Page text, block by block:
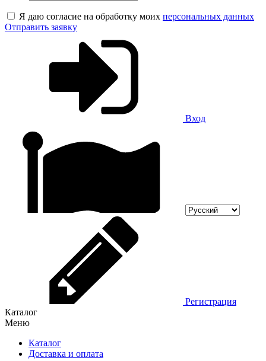
Я даю согласие на обработку моих персональных данных
Отправить заявку
Вход
Регистрация
Каталог
Меню
Каталог
Доставка и оплата